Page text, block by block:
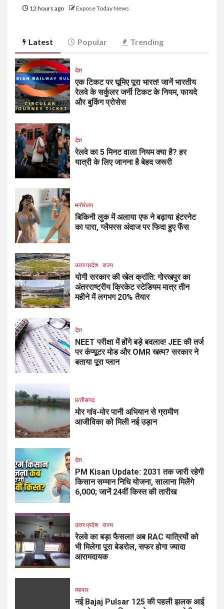
12 hours ago Expose Today News
Latest Popular Trending
देश
एक टिकट पर घूमिए पूरा भारत! जानें भारतीय
रेलवे के सर्कुलर जर्नी टिकट के नियम, फायदे
और बुकिंग प्रोसेस
देश
रेलवे का 5 मिनट वाला नियम क्या है? हर
यात्री के लिए जानना है बेहद जरूरी
मनोरंजन
बिकिनी लुक में अलाया एफ ने बढ़ाया इंटरनेट
का पारा, ग्लैमरस अंदाज पर फिदा हुए फैंस
उत्तर प्रदेश राज्य
योगी सरकार की खेल क्रांति: गोरखपुर का
अंतरराष्ट्रीय क्रिकेट स्टेडियम मात्र तीन
महीने में लगभग 20% तैयार
देश
NEET परीक्षा में होंगे बड़े बदलाव! JEE की तर्ज
पर कंप्यूटर मोड और OMR खत्म? सरकार ने
बताया पूरा प्लान
छत्तीसगढ
मोर गांव-मोर पानी अभियान से ग्रामीण
आजीविका को मिली नई उड़ान
देश
PM Kisan Update: 2031 तक जारी रहेगी
किसान सम्मान निधि योजना, सालाना मिलेंगे
₹6,000; जानें 24वीं किस्त की तारीख
उत्तर प्रदेश राज्य
रेलवे का बड़ा फैसला! अब RAC यात्रियों को
भी मिलेगा पूरा बेडरोल, सफर होगा ज्यादा
आरामदायक
व्यापार
नई Bajaj Pulsar 125 की पहली झलक आई